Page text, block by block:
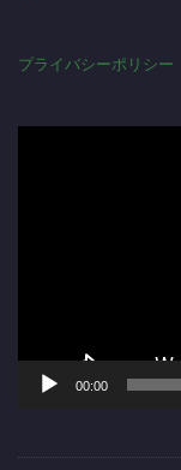
プライバシーポリシー
00:00